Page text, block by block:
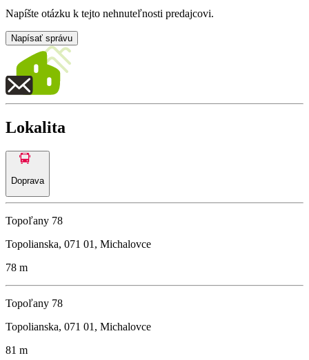
Napíšte otázku k tejto nehnuteľnosti predajcovi.
Napísať správu
Lokalita
Doprava
Topoľany 78
Topolianska, 071 01, Michalovce
78 m
Topoľany 78
Topolianska, 071 01, Michalovce
81 m